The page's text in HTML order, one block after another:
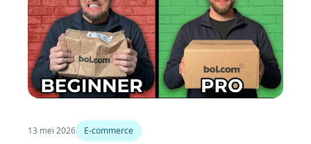
13 mei 2026 E-commerce